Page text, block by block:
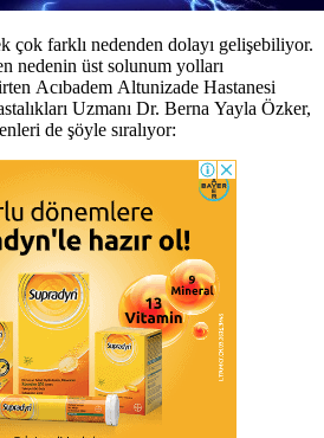
çok farklı nedenden dolayı gelişebiliyor.
nedenin üst solunum yolları
Acıbadem Altunizade Hastanesi
Uzmanı Dr. Berna Yayla Özker,
de şöyle sıralıyor: